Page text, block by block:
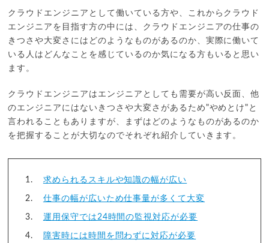
クラウドエンジニアとして働いている方や、これからクラウド
エンジニアを目指す方の中には、クラウドエンジニアの仕事の
きつさや大変さにはどのようなものがあるのか、実際に働いて
いる人はどんなことを感じているのか気になる方もいると思い
ます。
クラウドエンジニアはエンジニアとしても需要が高い反面、他
のエンジニアにはないきつさや大変さがあるため"やめとけ"と
言われることもありますが、まずはどのようなものがあるのか
を把握することが大切なのでそれぞれ紹介していきます。
求められるスキルや知識の幅が広い
仕事の幅が広いため仕事量が多くて大変
運用保守では24時間の監視対応が必要
障害時には時間を問わずに対応が必要